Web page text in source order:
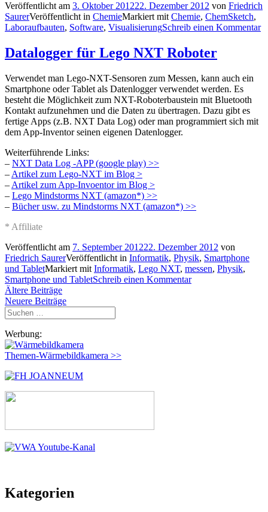
Veröffentlicht am 3. Oktober 201222. Dezember 2012 von Friedrich
SaurerVeröffentlicht in ChemieMarkiert mit Chemie, ChemSketch,
Laboraufbauten, Software, VisualisierungSchreib einen Kommentar
Datalogger für Lego NXT Roboter
Verwendet man Lego-NXT-Sensoren zum Messen, kann auch ein
Smartphone oder Tablet als Datenlogger verwendet werden. Es
besteht die Möglichkeit zum NXT-Roboterbaustein mit Bluetooth
Kontakt aufzunehmen und die Daten zu übertragen. Dazu gibt es
fertige Apps (z.B. NXT Data Log) oder man programmiert sich mit
dem App-Inventor seinen eigenen Datenlogger.
Weiterführende Links:
– NXT Data Log -APP (google play) >>
– Artikel zum Lego-NXT im Blog >
– Artikel zum App-Invoentor im Blog >
– Lego Mindstorms NXT (amazon*) >>
– Bücher usw. zu Mindstorms NXT (amazon*) >>
* Affiliate
Veröffentlicht am 7. September 201222. Dezember 2012 von
Friedrich SaurerVeröffentlicht in Informatik, Physik, Smartphone
und TabletMarkiert mit Informatik, Lego NXT, messen, Physik,
Smartphone und TabletSchreib einen Kommentar
Beitragsnavigation
Ältere Beiträge
Neuere Beiträge
Suchen
nach:
Werbung:
Themen-Wärmebildkamera >>
Kategorien